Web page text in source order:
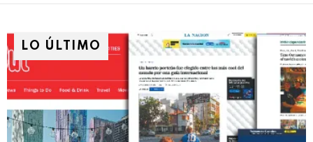
LO ÚLTIMO